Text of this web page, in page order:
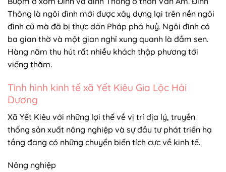
Thông là ngôi đình mới được xây dựng lại trên nền ngôi
đình cũ mà đã bị thực dân Pháp phá huỷ. Ngôi đình có
ba gian thờ và một gian nghỉ xung quanh là đầm sen.
Hàng năm thu hút rất nhiều khách thập phương tới
viếng thăm.
Tình hình kinh tế xã Yết Kiêu Gia Lộc Hải
Dương
Xã Yết Kiêu với những lợi thế về vị trí địa lý, truyền
thống sản xuất nông nghiệp và sự đầu tư phát triển hạ
tầng đang có những chuyển biến tích cực về kinh tế.
Nông nghiệp